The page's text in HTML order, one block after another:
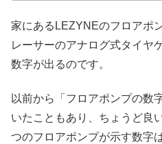
家にあるLEZYNEのフロアポ
レーサーのアナログ式タイヤ
数字が出るのです。
以前から「フロアポンプの数
いたこともあり、ちょうど良
つのフロアポンプが示す数字